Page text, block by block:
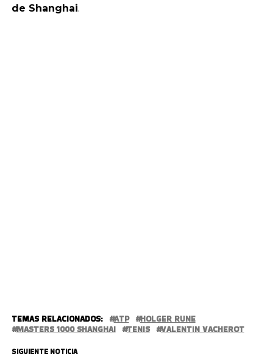
de Shanghai.
TEMAS RELACIONADOS: ATP
HOLGER RUNE
MASTERS 1000 SHANGHAI
TENIS VALENTIN VACHEROT
SIGUIENTE NOTICIA